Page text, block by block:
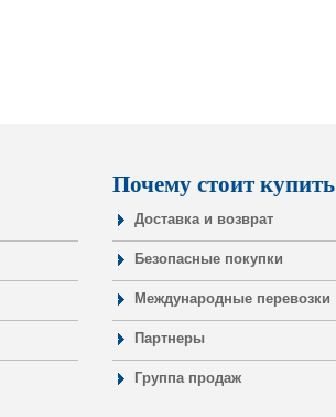
Почему стоит купить
Доставка и возврат
Безопасные покупки
Международные перевозки
Партнеры
Группа продаж